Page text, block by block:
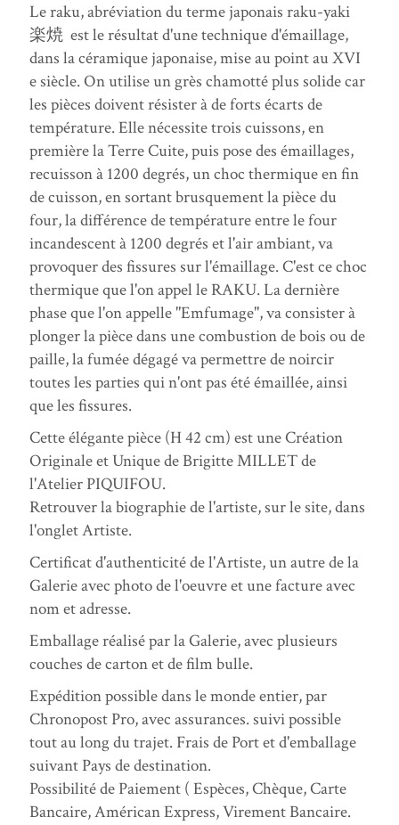
Le raku, abréviation du terme japonais raku-yaki
楽焼 est le résultat d'une technique d'émaillage,
dans la céramique japonaise, mise au point au XVI
e siècle. On utilise un grès chamotté plus solide car
les pièces doivent résister à de forts écarts de
température. Elle nécessite trois cuissons, en
première la Terre Cuite, puis pose des émaillages,
recuisson à 1200 degrés, un choc thermique en fin
de cuisson, en sortant brusquement la pièce du
four, la différence de température entre le four
incandescent à 1200 degrés et l'air ambiant, va
provoquer des fissures sur l'émaillage. C'est ce choc
thermique que l'on appel le RAKU. La dernière
phase que l'on appelle "Emfumage", va consister à
plonger la pièce dans une combustion de bois ou de
paille, la fumée dégagé va permettre de noircir
toutes les parties qui n'ont pas été émaillée, ainsi
que les fissures.
Cette élégante pièce (H 42 cm) est une Création
Originale et Unique de Brigitte MILLET de
l'Atelier PIQUIFOU.
Retrouver la biographie de l'artiste, sur le site, dans
l'onglet Artiste.
Certificat d'authenticité de l'Artiste, un autre de la
Galerie avec photo de l'oeuvre et une facture avec
nom et adresse.
Emballage réalisé par la Galerie, avec plusieurs
couches de carton et de film bulle.
Expédition possible dans le monde entier, par
Chronopost Pro, avec assurances. suivi possible
tout au long du trajet. Frais de Port et d'emballage
suivant Pays de destination.
Possibilité de Paiement ( Espèces, Chèque, Carte
Bancaire, Américan Express, Virement Bancaire.